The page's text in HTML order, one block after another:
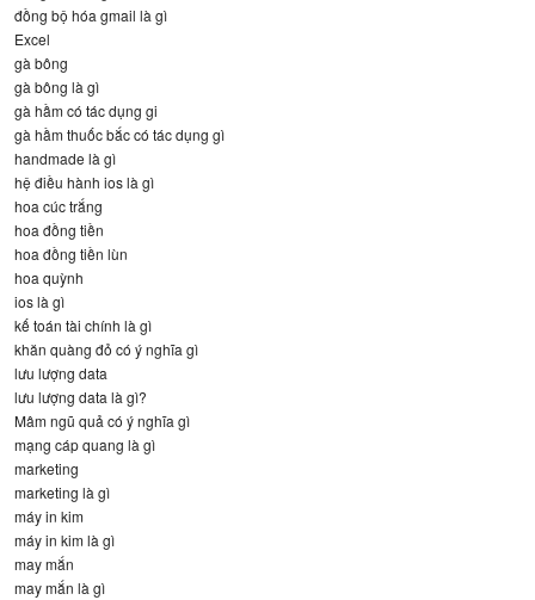
đồng bộ hóa gmail là gì
Excel
gà bông
gà bông là gì
gà hầm có tác dụng gi
gà hầm thuốc bắc có tác dụng gì
handmade là gì
hệ điều hành ios là gì
hoa cúc trắng
hoa đồng tiền
hoa đồng tiền lùn
hoa quỳnh
ios là gì
kế toán tài chính là gì
khăn quàng đỏ có ý nghĩa gì
lưu lượng data
lưu lượng data là gì?
Mâm ngũ quả có ý nghĩa gì
mạng cáp quang là gì
marketing
marketing là gì
máy in kim
máy in kim là gì
may mắn
may mắn là gì